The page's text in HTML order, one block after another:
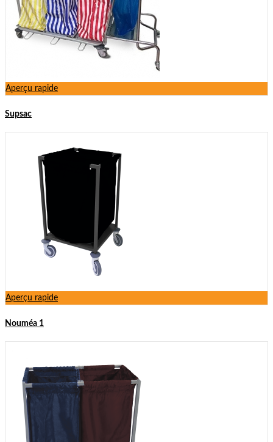
Aperçu rapide
Supsac
Aperçu rapide
Nouméa 1